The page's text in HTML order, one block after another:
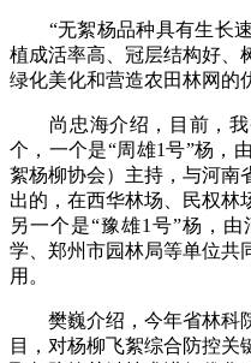
“无絮杨品种具有生长速
植成活率高、冠层结构好、
绿化美化和营造农田林网的
尚忠海介绍，目前，我
个，一个是“周雄1号”杨，
絮杨柳协会）主持，与河南
出的，在西华林场、民权林
另一个是“豫雄1号”杨，
学、郑州市园林局等单位共
用。
樊巍介绍，今年省林科
目，对杨柳飞絮综合防控关